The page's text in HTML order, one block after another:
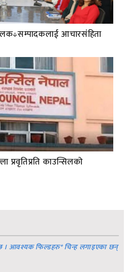
आचारसंहिता
प्रवृतिप्रति काउन्सिलको
। आवश्यक फिल्डहरु*चिन्ह लगाइएका छन्